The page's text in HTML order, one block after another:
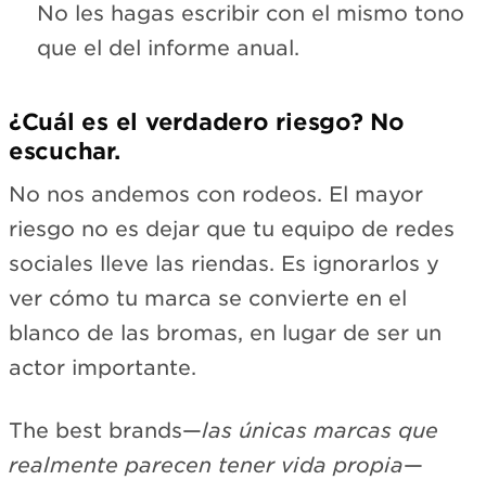
No les hagas escribir con el mismo tono
que el del informe anual.
¿Cuál es el verdadero riesgo? No
escuchar.
No nos andemos con rodeos. El mayor
riesgo no es dejar que tu equipo de redes
sociales lleve las riendas. Es ignorarlos y
ver cómo tu marca se convierte en el
blanco de las bromas, en lugar de ser un
actor importante.
The best brands—las únicas marcas que
realmente parecen tener vida propia—